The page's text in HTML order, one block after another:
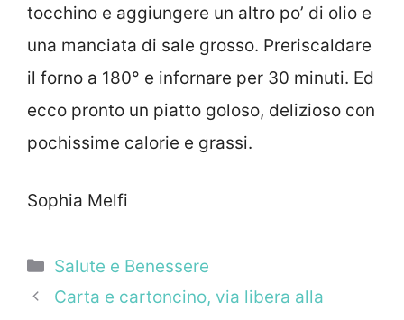
tocchino e aggiungere un altro po’ di olio e
una manciata di sale grosso. Preriscaldare
il forno a 180° e infornare per 30 minuti. Ed
ecco pronto un piatto goloso, delizioso con
pochissime calorie e grassi.
Sophia Melfi
Categorie
Salute e Benessere
Carta e cartoncino, via libera alla